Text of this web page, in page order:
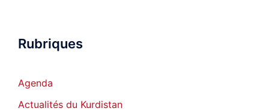
Rubriques
Agenda
Actualités du Kurdistan